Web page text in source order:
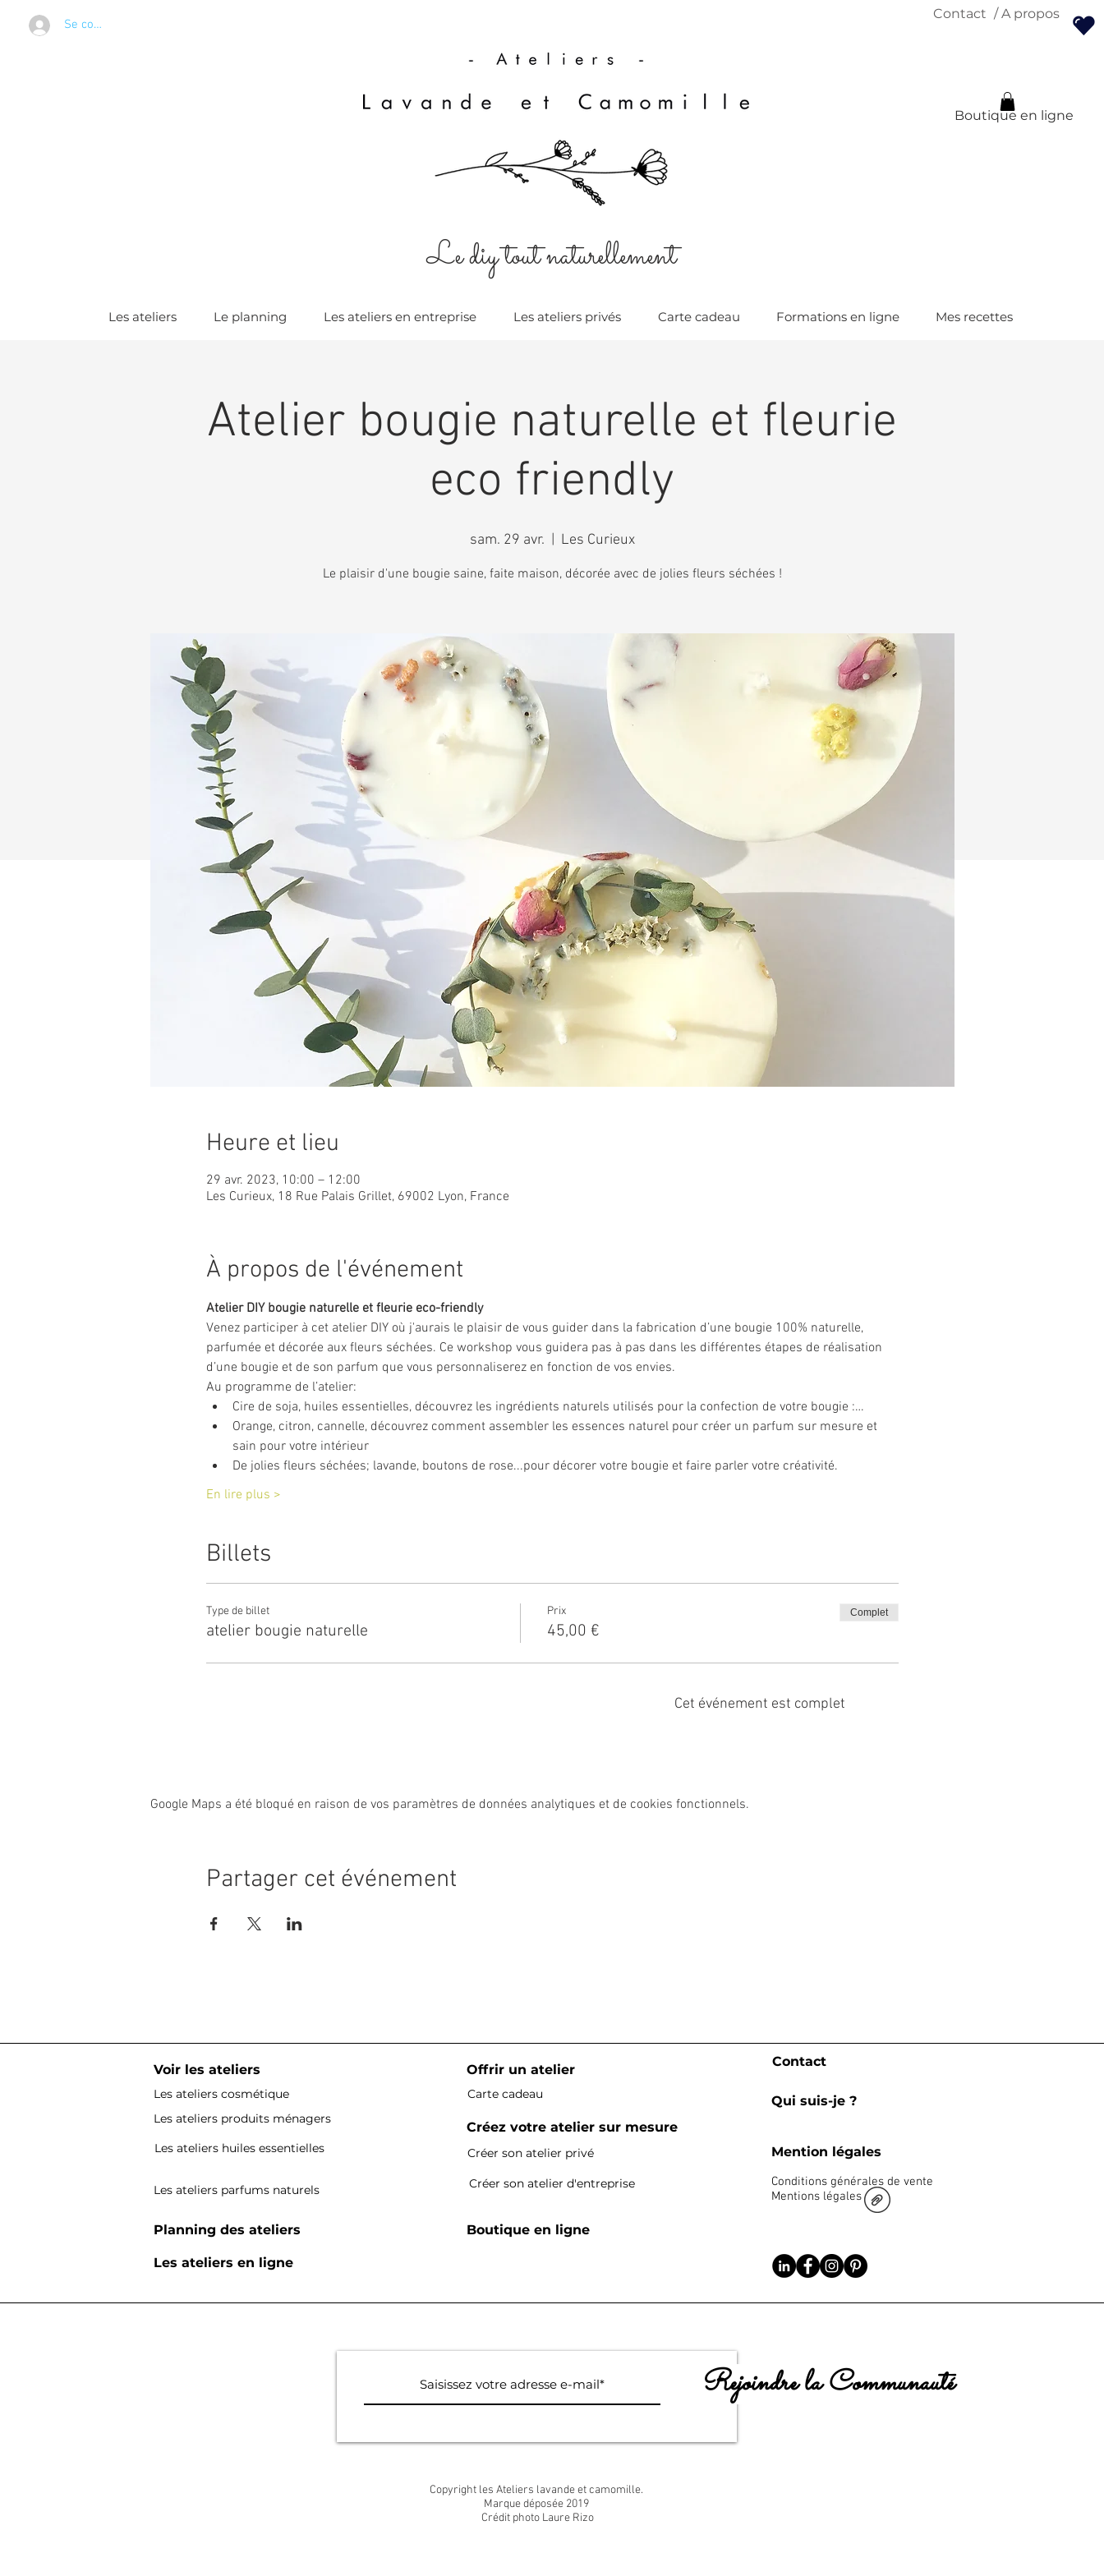
Se connecter
Contact / A propos
Boutique en ligne
Le diy tout naturellement
Les ateliers Le planning Les ateliers en entreprise Les ateliers privés Carte cadeau Formations en ligne Mes recettes
Atelier bougie naturelle et fleurie
eco friendly
sam. 29 avr. Les Curieux
Le plaisir d'une bougie saine, faite maison, décorée avec de jolies fleurs séchées !
Heure et lieu
29 avr. 2023, 10:00 – 12:00
Les Curieux, 18 Rue Palais Grillet, 69002 Lyon, France
À propos de l'événement
Atelier DIY bougie naturelle et fleurie eco-friendly
Venez participer à cet atelier DIY où j'aurais le plaisir de vous guider dans la fabrication d’une bougie 100% naturelle,
parfumée et décorée aux fleurs séchées. Ce workshop vous guidera pas à pas dans les différentes étapes de réalisation
d’une bougie et de son parfum que vous personnaliserez en fonction de vos envies.
Au programme de l’atelier:
Cire de soja, huiles essentielles, découvrez les ingrédients naturels utilisés pour la confection de votre bougie :…
Orange, citron, cannelle, découvrez comment assembler les essences naturel pour créer un parfum sur mesure et
sain pour votre intérieur
De jolies fleurs séchées; lavande, boutons de rose...pour décorer votre bougie et faire parler votre créativité.
En lire plus >
Billets
Type de billet
atelier bougie naturelle
Prix
45,00 €
Complet
Cet événement est complet
Google Maps a été bloqué en raison de vos paramètres de données analytiques et de cookies fonctionnels.
Partager cet événement
Voir les ateliers
Les ateliers cosmétique
Les ateliers produits ménagers
Les ateliers huiles essentielles
Les ateliers parfums naturels
Planning des ateliers
Offrir un atelier
Carte cadeau
Créez votre atelier sur mesure
Créer son atelier privé
Créer son atelier d'entreprise
Boutique en ligne
Les ateliers en ligne
Contact
Qui suis-je ?
Mention légales
Conditions générales de vente
Mentions légales
Rejoindre la Communauté
Copyright les Ateliers lavande et camomille.
Marque déposée 2019
Crédit photo Laure Rizo